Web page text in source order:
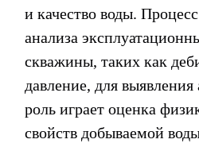
и качество воды.
анализа
скважины, таких как
давление, для
роль играет оценка
свойств добываемой